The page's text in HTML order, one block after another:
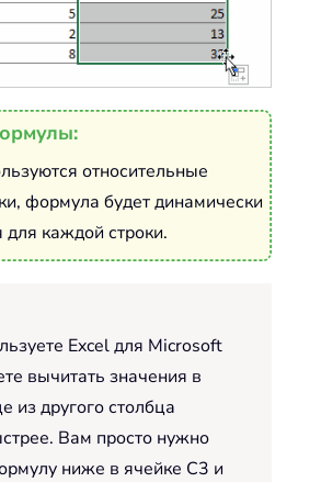
относительные
формула будет динамически
для каждой строки.
Excel для Microsoft
вычитать значения в
из другого столбца
Вам просто нужно
ниже в ячейке C3 и